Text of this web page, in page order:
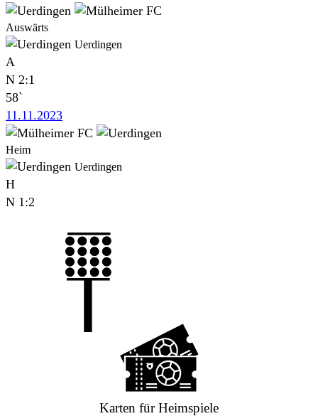
Auswärts
Uerdingen
A
N 2:1
58`
11.11.2023
Heim
Uerdingen
H
N 1:2
Karten für Heimspiele